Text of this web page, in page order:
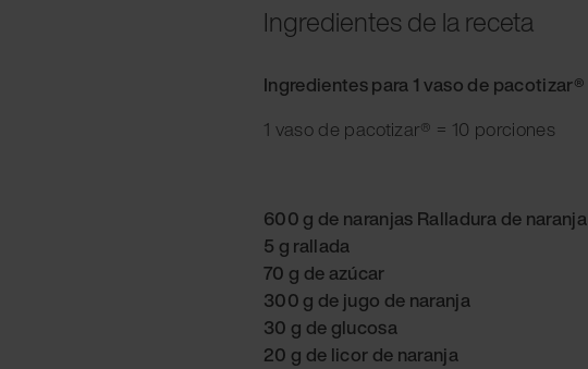
Ingredientes de la receta
Ingredientes para 1 vaso de pacotizar®
1 vaso de pacotizar® = 10 porciones
600 g de naranjas Ralladura de naranja
5 g rallada
70 g de azúcar
300 g de jugo de naranja
30 g de glucosa
20 g de licor de naranja